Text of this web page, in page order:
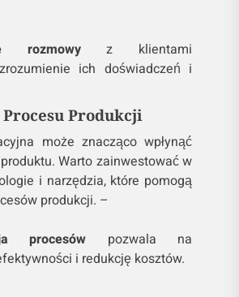
rozmowyz klientami
ich doświadczeń i
Produkcji
może znacząco wpłynąć
Warto zainwestować w
i narzędzia, które pomogą
produkcji. –
procesów pozwala na
i redukcję kosztów.